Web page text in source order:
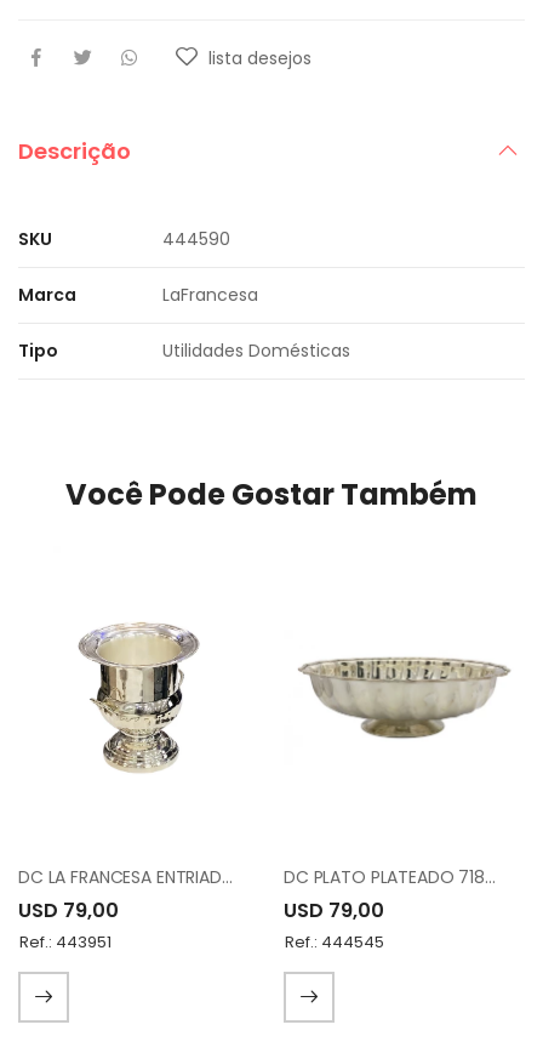
lista desejos
Descrição
SKU 444590
Marca LaFrancesa
Tipo Utilidades Domésticas
Você Pode Gostar Também
DC LA FRANCESA ENTRIADOR DE VINO 1124/9
USD 79,00
Ref.: 443951
DC PLATO PLATEADO 71842/L
USD 79,00
Ref.: 444545